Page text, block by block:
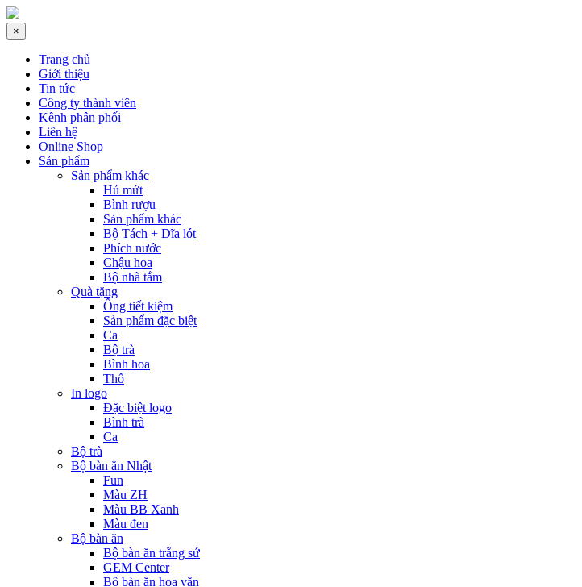
×
Trang chủ
Giới thiệu
Tin tức
Công ty thành viên
Kênh phân phối
Liên hệ
Online Shop
Sản phẩm
Sản phẩm khác
Hủ mứt
Bình rượu
Sản phẩm khác
Bộ Tách + Dĩa lót
Phích nước
Chậu hoa
Bộ nhà tắm
Quà tặng
Ống tiết kiệm
Sản phẩm đặc biệt
Ca
Bộ trà
Bình hoa
Thố
In logo
Đặc biệt logo
Bình trà
Ca
Bộ trà
Bộ bàn ăn Nhật
Fun
Màu ZH
Màu BB Xanh
Màu đen
Bộ bàn ăn
Bộ bàn ăn trắng sứ
GEM Center
Bộ bàn ăn hoa văn